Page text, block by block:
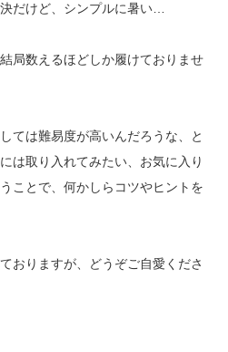
だけど、シンプルに暑い…
局数えるほどしか履けておりませ
ては難易度が高いんだろうな、と
は取り入れてみたい、お気に入り
ことで、何かしらコツやヒントを
おりますが、どうぞご自愛くださ